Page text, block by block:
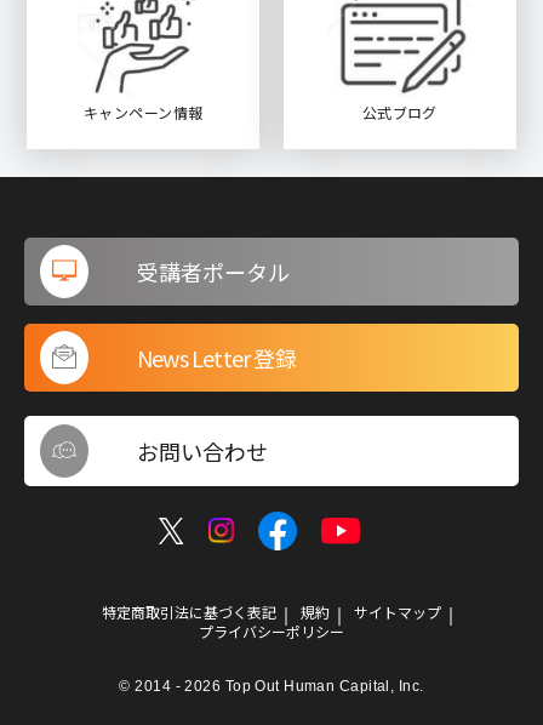
キャンペーン情報 公式ブログ
特定商取引法に基づく表記 規約
サイトマップ
プライバシーポリシー
受講者ポータル
News Letter 登録
お問い合わせ
© 2014 - 2026 Top Out Human Capital, Inc.